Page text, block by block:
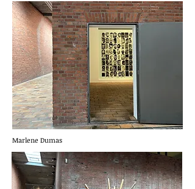
Marlene Dumas